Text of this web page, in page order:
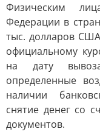
Физическим
Федерации в
тыс. долларов
официальному
на дату
определенные
наличии
снятие денег со
документов.